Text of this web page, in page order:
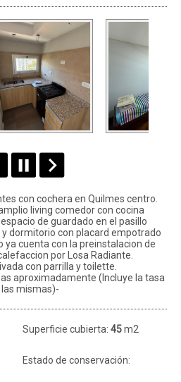
con cochera en Quilmes centro.
living comedor con cocina
de guardado en el pasillo
dormitorio con placard empotrado
ya cuenta con la preinstalacion de
por Losa Radiante.
con parrilla y toilette.
aproximadamente (Incluye la tasa
mismas)-
Superficie cubierta: 45m2
Estado de conservación: